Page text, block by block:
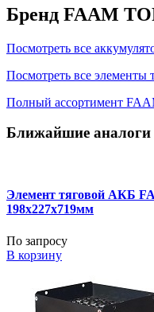
Бренд FAAM
Посмотреть все
Посмотреть все элементы
Полный ассортимент
Ближайшие аналоги
Элемент тяговой АКБ
198x227x719мм
По запросу
В корзину